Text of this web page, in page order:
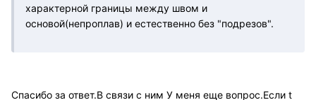
характерной границы между швом и
основой(непроплав) и естественно без "подрезов".
Спасибо за ответ.В связи с ним У меня еще вопрос.Если t